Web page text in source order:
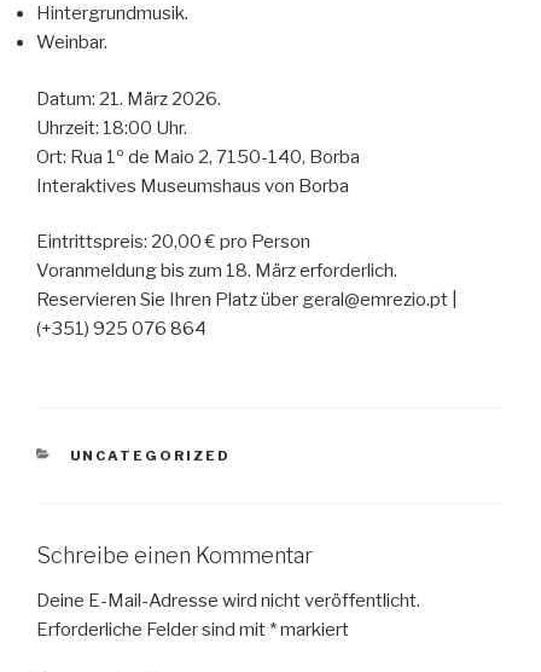
Hintergrundmusik.
Weinbar.
Datum: 21. März 2026.
Uhrzeit: 18:00 Uhr.
Ort: Rua 1º de Maio 2, 7150-140, Borba
Interaktives Museumshaus von Borba
Eintrittspreis: 20,00 € pro Person
Voranmeldung bis zum 18. März erforderlich.
Reservieren Sie Ihren Platz über geral@emrezio.pt |
(+351) 925 076 864
KATEGORIEN
UNCATEGORIZED
Schreibe einen Kommentar
Deine E-Mail-Adresse wird nicht veröffentlicht.
Erforderliche Felder sind mit *markiert